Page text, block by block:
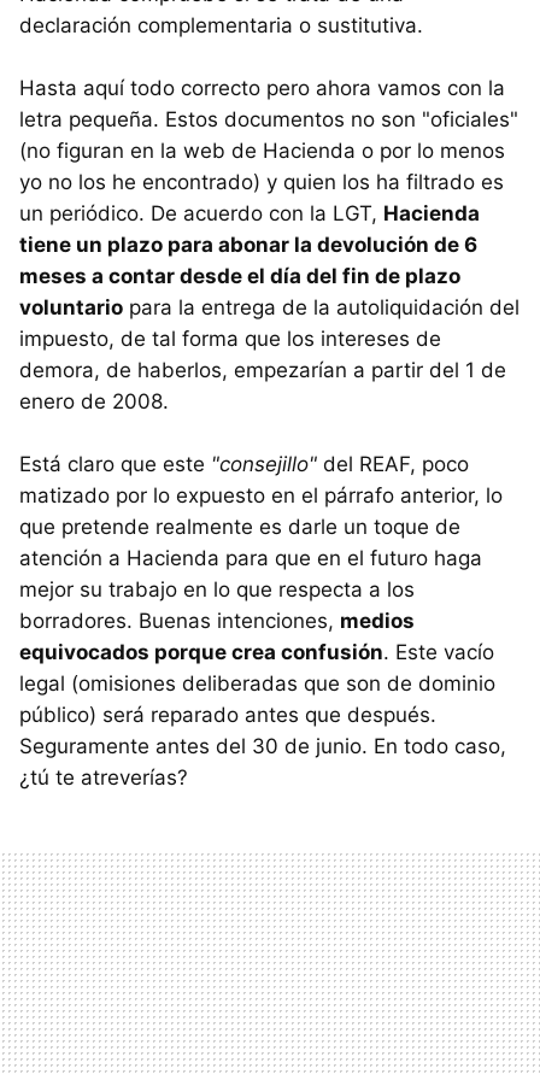
declaración complementaria o sustitutiva.
Hasta aquí todo correcto pero ahora vamos con la
letra pequeña. Estos documentos no son "oficiales"
(no figuran en la web de Hacienda o por lo menos
yo no los he encontrado) y quien los ha filtrado es
un periódico. De acuerdo con la LGT, Hacienda
tiene un plazo para abonar la devolución de 6
meses a contar desde el día del fin de plazo
voluntario para la entrega de la autoliquidación del
impuesto, de tal forma que los intereses de
demora, de haberlos, empezarían a partir del 1 de
enero de 2008.
Está claro que este "consejillo" del REAF, poco
matizado por lo expuesto en el párrafo anterior, lo
que pretende realmente es darle un toque de
atención a Hacienda para que en el futuro haga
mejor su trabajo en lo que respecta a los
borradores. Buenas intenciones, medios
equivocados porque crea confusión. Este vacío
legal (omisiones deliberadas que son de dominio
público) será reparado antes que después.
Seguramente antes del 30 de junio. En todo caso,
¿tú te atreverías?